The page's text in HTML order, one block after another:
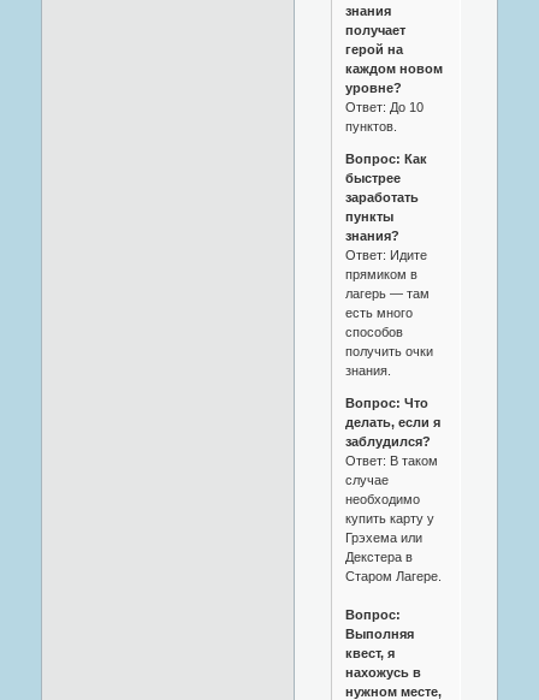
знания
получает
герой на
каждом новом
уровне?
Ответ: До 10
пунктов.
Вопрос: Как
быстрее
заработать
пункты
знания?
Ответ: Идите
прямиком в
лагерь — там
есть много
способов
получить очки
знания.
Вопрос: Что
делать, если я
заблудился?
Ответ: В таком
случае
необходимо
купить карту у
Грэхема или
Декстера в
Старом Лагере.
Вопрос:
Выполняя
квест, я
нахожусь в
нужном месте,